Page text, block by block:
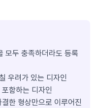
모두 충족하더라도 등록
우려가 있는 디자인
함하는 디자인
한 형상만으로 이루어진